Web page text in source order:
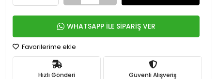
WHATSAPP İLE SİPARİŞ VER
Favorilerime ekle
Hızlı Gönderi Güvenli Alışveriş